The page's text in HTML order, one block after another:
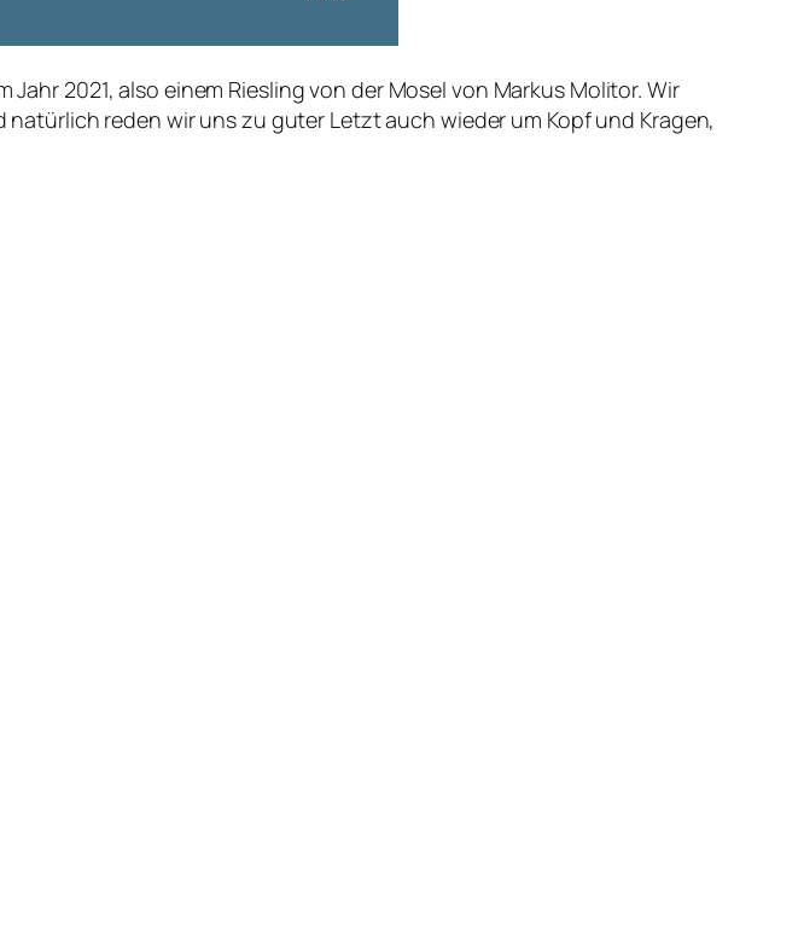
2021, also einem Riesling von der Mosel von Markus Molitor. Wir
natürlich reden wir uns zu guter Letzt auch wieder um Kopf und Kragen,